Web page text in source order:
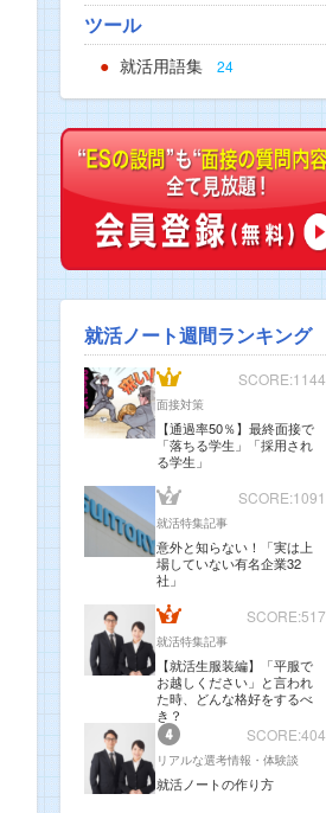
ツール
就活用語集 24
就活ノート週間ランキング
SCORE:1144
面接対策
【通過率50％】最終面接で
「落ちる学生」「採用され
る学生」
SCORE:1091
就活特集記事
意外と知らない！「実は上
場していない有名企業32
社」
SCORE:517
就活特集記事
【就活生服装編】「平服で
お越しください」と言われ
た時、どんな格好をするべ
き？
SCORE:404
リアルな選考情報・体験談
就活ノートの作り方